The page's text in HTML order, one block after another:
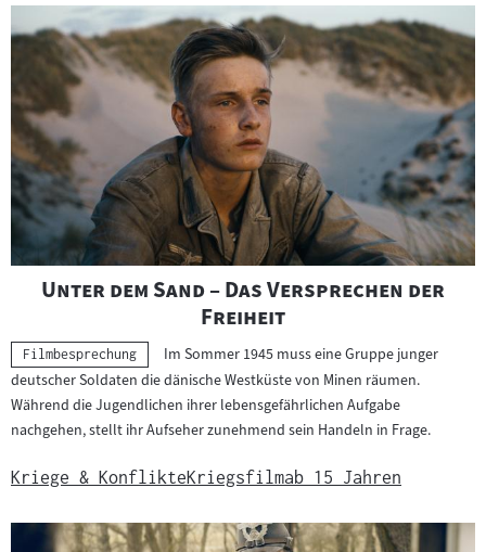
"
Unter dem Sand – Das Versprechen der
Freiheit"
Kategorie:
Filmbesprechung
Im Sommer 1945 muss eine Gruppe junger
deutscher Soldaten die dänische Westküste von Minen räumen.
Während die Jugendlichen ihrer lebensgefährlichen Aufgabe
nachgehen, stellt ihr Aufseher zunehmend sein Handeln in Frage.
Kriege & KonflikteKriegsfilmab 15 Jahren